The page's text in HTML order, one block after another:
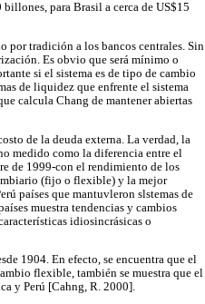
para Brasil a cerca de US$15
por tradición a los bancos centrales. Sin
Es obvio que será mínimo o
si el sistema es de tipo de cambio
de liquidez que enfrente el sistema
calcula Chang de mantener abiertas
de la deuda externa. La verdad, la
medido como la diferencia entre el
de 1999-con el rendimiento de los
(fijo o flexible) y la mejor
países que mantuvleron slstemas de
muestra tendencias y cambios
idiosincrásicas o
1904. En efecto, se encuentra que el
flexible, también se muestra que el
y Perú [Cahng, R. 2000].